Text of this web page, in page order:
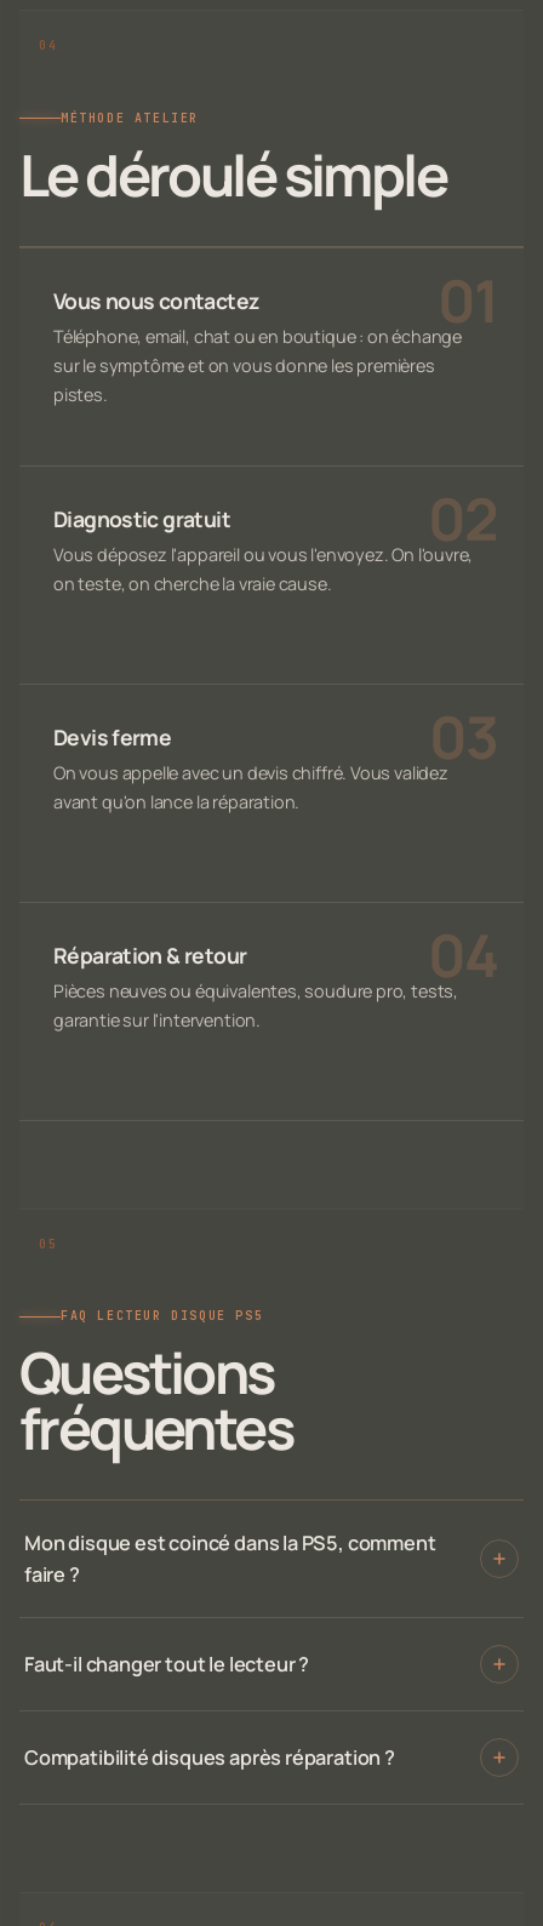
MÉTHODE ATELIER
Le déroulé simple
Vous nous contactez
Téléphone, email, chat ou en boutique : on échange
sur le symptôme et on vous donne les premières
pistes.
Diagnostic gratuit
Vous déposez l'appareil ou vous l'envoyez. On l'ouvre,
on teste, on cherche la vraie cause.
Devis ferme
On vous appelle avec un devis chiffré. Vous validez
avant qu'on lance la réparation.
Réparation & retour
Pièces neuves ou équivalentes, soudure pro, tests,
garantie sur l'intervention.
FAQ LECTEUR DISQUE PS5
Questions
fréquentes
Mon disque est coincé dans la PS5, comment
faire ?
Faut-il changer tout le lecteur ?
Compatibilité disques après réparation ?